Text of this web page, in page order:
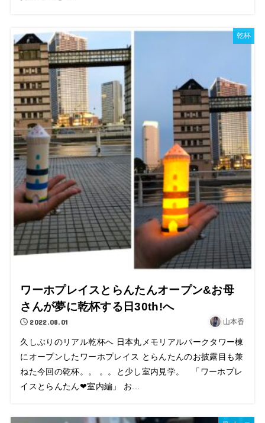
乾杯
ワーホプレイスとらんたんオープン&お母
さんが夢に乾杯する日30th!へ
2022.08.01 山本香
久しぶりのリアル乾杯へ 日本丸メモリアルパークタワー棟
にオープンしたワーホプレイス とらんたんのお披露目も兼
ねた今回の乾杯。。 。。と少し室内見学。 「ワーホプレ
イスとらんたん❤︎室内編」 お...